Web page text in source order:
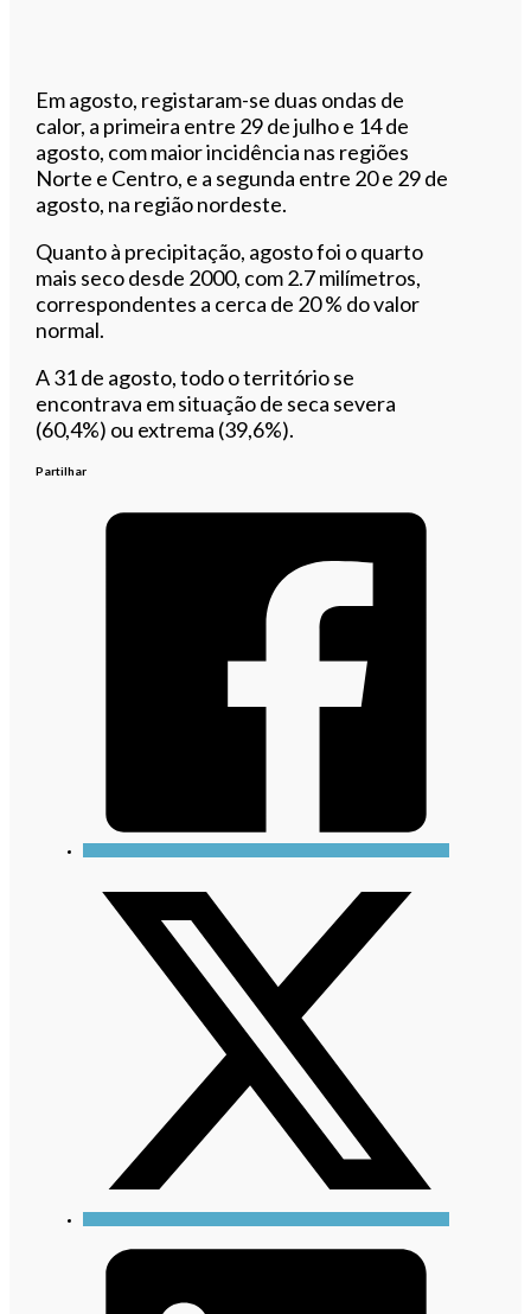
Em agosto, registaram-se duas ondas de
calor, a primeira entre 29 de julho e 14 de
agosto, com maior incidência nas regiões
Norte e Centro, e a segunda entre 20 e 29 de
agosto, na região nordeste.
Quanto à precipitação, agosto foi o quarto
mais seco desde 2000, com 2.7 milímetros,
correspondentes a cerca de 20 % do valor
normal.
A 31 de agosto, todo o território se
encontrava em situação de seca severa
(60,4%) ou extrema (39,6%).
Partilhar